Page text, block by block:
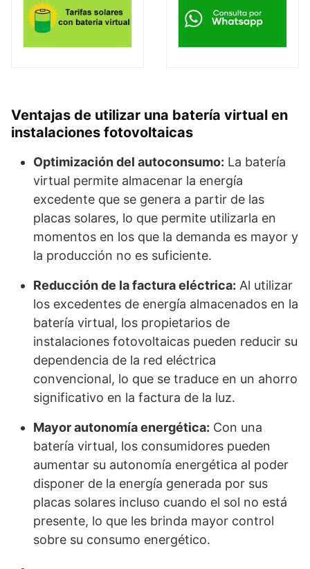
Ventajas de utilizar una batería virtual en
instalaciones fotovoltaicas
Optimización del autoconsumo: La batería
virtual permite almacenar la energía
excedente que se genera a partir de las
placas solares, lo que permite utilizarla en
momentos en los que la demanda es mayor y
la producción no es suficiente.
Reducción de la factura eléctrica: Al utilizar
los excedentes de energía almacenados en la
batería virtual, los propietarios de
instalaciones fotovoltaicas pueden reducir su
dependencia de la red eléctrica
convencional, lo que se traduce en un ahorro
significativo en la factura de la luz.
Mayor autonomía energética: Con una
batería virtual, los consumidores pueden
aumentar su autonomía energética al poder
disponer de la energía generada por sus
placas solares incluso cuando el sol no está
presente, lo que les brinda mayor control
sobre su consumo energético.